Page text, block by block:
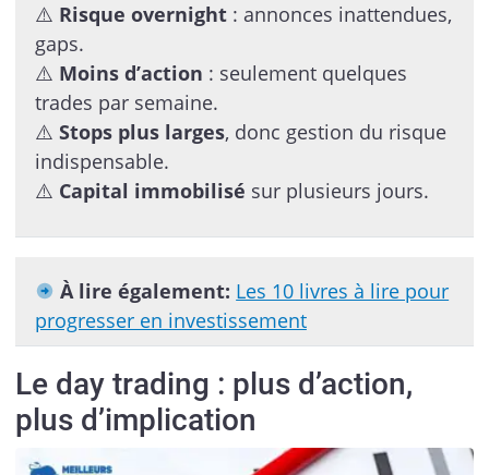
⚠️ Risque overnight: annonces inattendues,
gaps.
⚠️ Moins d’action : seulement quelques
trades par semaine.
⚠️ Stops plus larges, donc gestion du risque
indispensable.
⚠️ Capital immobilisé sur plusieurs jours.
À lire également: Les 10 livres à lire pour
progresser en investissement
Le day trading : plus d’action,
plus d’implication